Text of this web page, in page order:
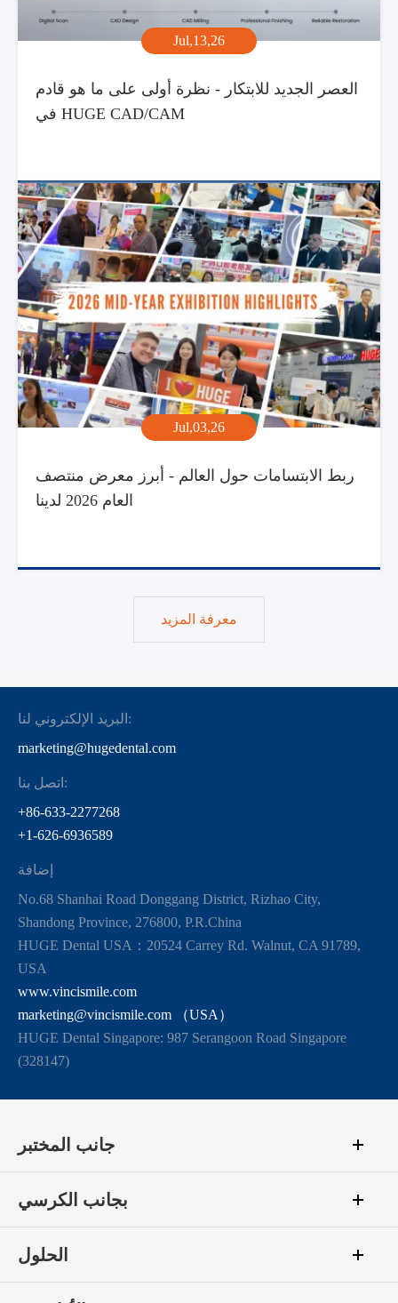
Jul,13,26
العصر الجديد للابتكار - نظرة أولى على ما هو قادم
في HUGE CAD/CAM
Jul,03,26
ربط الابتسامات حول العالم - أبرز معرض منتصف
العام 2026 لدينا
معرفة المزيد
البريد الإلكتروني لنا:
marketing@hugedental.com
اتصل بنا:
+86-633-2277268
+1-626-6936589
إضافة
No.68 Shanhai Road Donggang District, Rizhao City,
Shandong Province, 276800, P.R.China
HUGE Dental USA：20524 Carrey Rd. Walnut, CA 91789,
USA
www.vincismile.com
marketing@vincismile.com （USA）
HUGE Dental Singapore: 987 Serangoon Road Singapore
(328147)
جانب المختبر
بجانب الكرسي
الحلول